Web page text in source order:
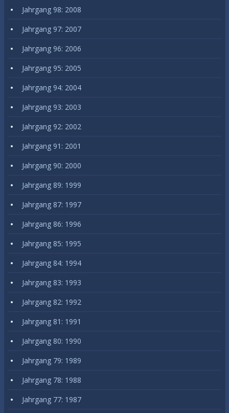
Jahrgang 98: 2008
Jahrgang 97: 2007
Jahrgang 96: 2006
Jahrgang 95: 2005
Jahrgang 94: 2004
Jahrgang 93: 2003
Jahrgang 92: 2002
Jahrgang 91: 2001
Jahrgang 90: 2000
Jahrgang 89: 1999
Jahrgang 87: 1997
Jahrgang 86: 1996
Jahrgang 85: 1995
Jahrgang 84: 1994
Jahrgang 83: 1993
Jahrgang 82: 1992
Jahrgang 81: 1991
Jahrgang 80: 1990
Jahrgang 79: 1989
Jahrgang 78: 1988
Jahrgang 77: 1987